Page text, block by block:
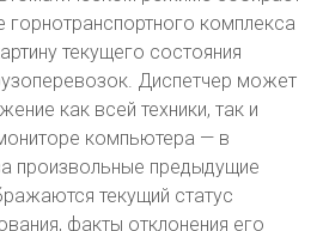
комплекса
текущего состояния
Диспетчер может
как всей техники, так и
компьютера — в
произвольные предыдущие
текущий статус
факты отклонения его